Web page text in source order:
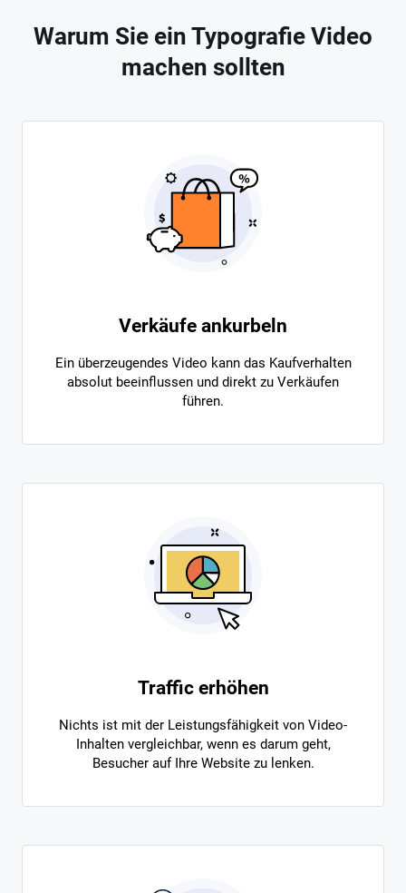
Warum Sie ein Typografie Video
machen sollten
Verkäufe ankurbeln
Ein überzeugendes Video kann das Kaufverhalten
absolut beeinflussen und direkt zu Verkäufen
führen.
Traffic erhöhen
Nichts ist mit der Leistungsfähigkeit von Video-
Inhalten vergleichbar, wenn es darum geht,
Besucher auf Ihre Website zu lenken.